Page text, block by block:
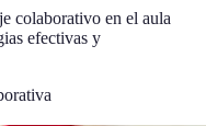
colaborativo en el aula
efectivas y